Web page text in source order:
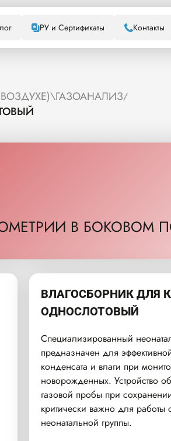
РУ и Сертификаты Контакты
/
В БОКОВОМ
ВЛАГОСБОРНИК ДЛЯ
ОДНОСЛОТОВЫЙ
Специализированный
предназначен для
конденсата и влаги при
новорожденных. Устройство
газовой пробы при
критически важно для
неонатальной группы.